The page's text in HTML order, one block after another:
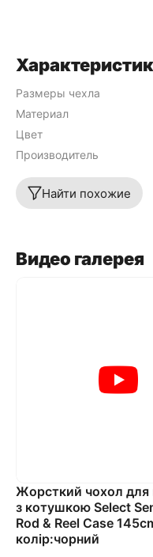
Размеры чехла
Материал
Цвет
Производитель
Найти похожие
Видео галерея
Жорсткий чохол
з котушкою Select
Rod & Reel Case
колір:чорний